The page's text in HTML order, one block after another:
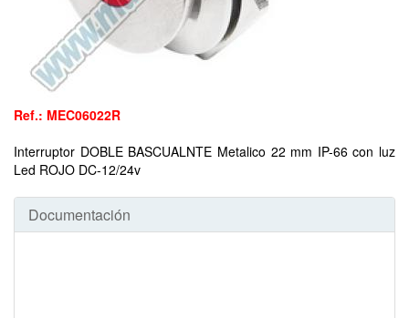
Ref.: MEC06022R
Interruptor DOBLE BASCUALNTE Metalico 22 mm IP-66 con luz
Led ROJO DC-12/24v
Documentación